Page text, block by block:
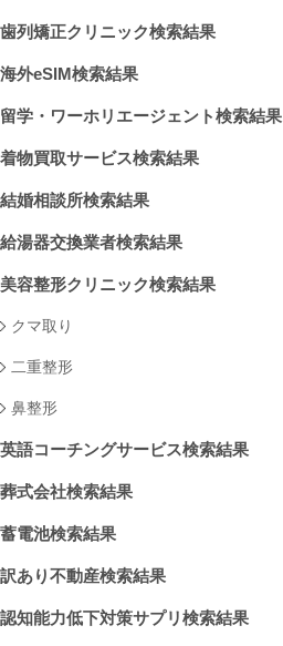
歯列矯正クリニック検索結果
海外eSIM検索結果
留学・ワーホリエージェント検索結果
着物買取サービス検索結果
結婚相談所検索結果
給湯器交換業者検索結果
美容整形クリニック検索結果
クマ取り
二重整形
鼻整形
英語コーチングサービス検索結果
葬式会社検索結果
蓄電池検索結果
訳あり不動産検索結果
認知能力低下対策サプリ検索結果